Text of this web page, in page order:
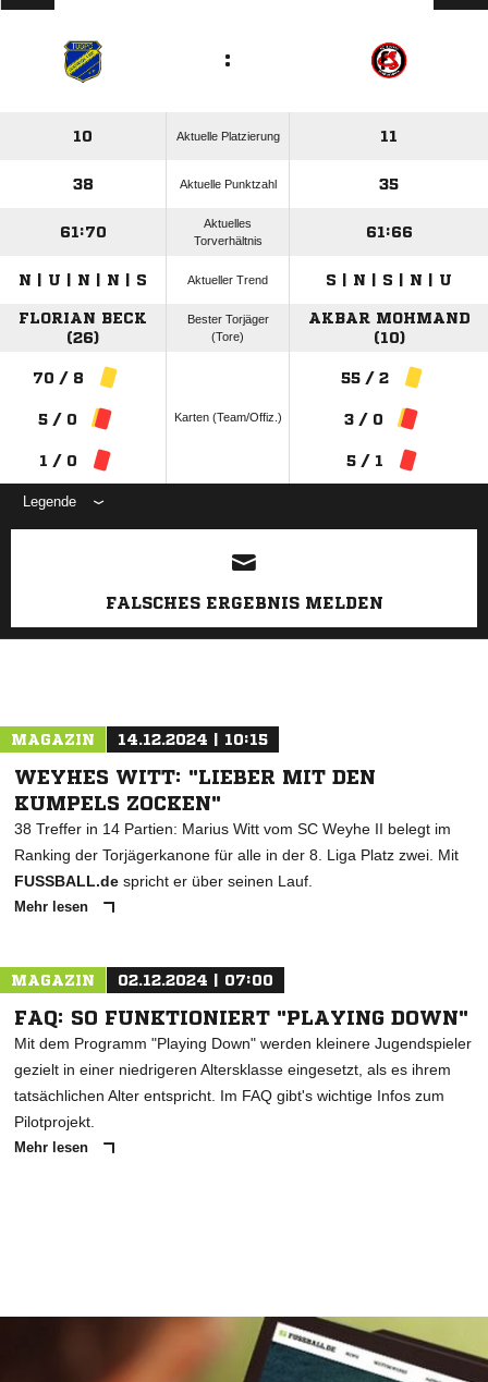
:
10 Aktuelle Platzierung 11
38 Aktuelle Punktzahl 35
61:70
Aktuelles
Torverhältnis
61:66
N | U | N | N | S Aktueller Trend S | N | S | N | U
FLORIAN BECK
(26)
Bester Torjäger
(Tore)
AKBAR MOHMAND
(10)
70 / 8
5 / 0
1 / 0
Karten (Team/Offiz.)
55 / 2
3 / 0
5 / 1
Legende
ANZEIGE
FALSCHES ERGEBNIS MELDEN
MAGAZIN 14.12.2024 | 10:15
WEYHES WITT: "LIEBER MIT DEN
KUMPELS ZOCKEN"
38 Treffer in 14 Partien: Marius Witt vom SC Weyhe II belegt im
Ranking der Torjägerkanone für alle in der 8. Liga Platz zwei. Mit
FUSSBALL.de spricht er über seinen Lauf.
Mehr lesen
MAGAZIN 02.12.2024 | 07:00
FAQ: SO FUNKTIONIERT "PLAYING DOWN"
Mit dem Programm "Playing Down" werden kleinere Jugendspieler
gezielt in einer niedrigeren Altersklasse eingesetzt, als es ihrem
tatsächlichen Alter entspricht. Im FAQ gibt's wichtige Infos zum
Pilotprojekt.
Mehr lesen